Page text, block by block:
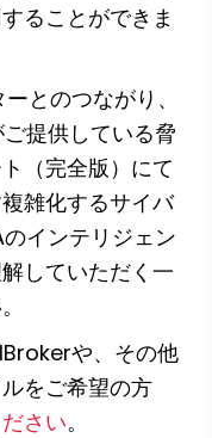
ることができま
とのつながり、
提供している脅
（完全版）にて
雑化するサイバ
インテリジェン
していただく一
や、その他
をご希望の方
さい。